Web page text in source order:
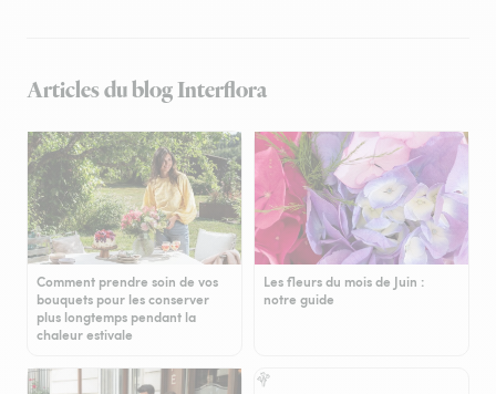
Articles du blog Interflora
Comment prendre soin de vos
bouquets pour les conserver
plus longtemps pendant la
chaleur estivale
Les fleurs du mois de Juin :
notre guide